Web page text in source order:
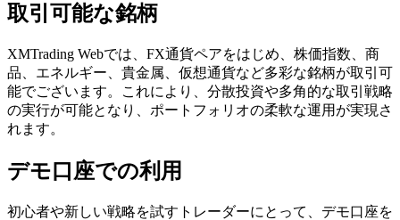
取引可能な銘柄
XMTrading Webでは、FX通貨ペアをはじめ、株価指数、商
品、エネルギー、貴金属、仮想通貨など多彩な銘柄が取引可
能でございます。これにより、分散投資や多角的な取引戦略
の実行が可能となり、ポートフォリオの柔軟な運用が実現さ
れます。
デモ口座での利用
初心者や新しい戦略を試すトレーダーにとって、デモ口座を